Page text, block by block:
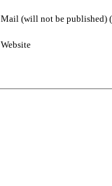
Mail (will not be published)
Website